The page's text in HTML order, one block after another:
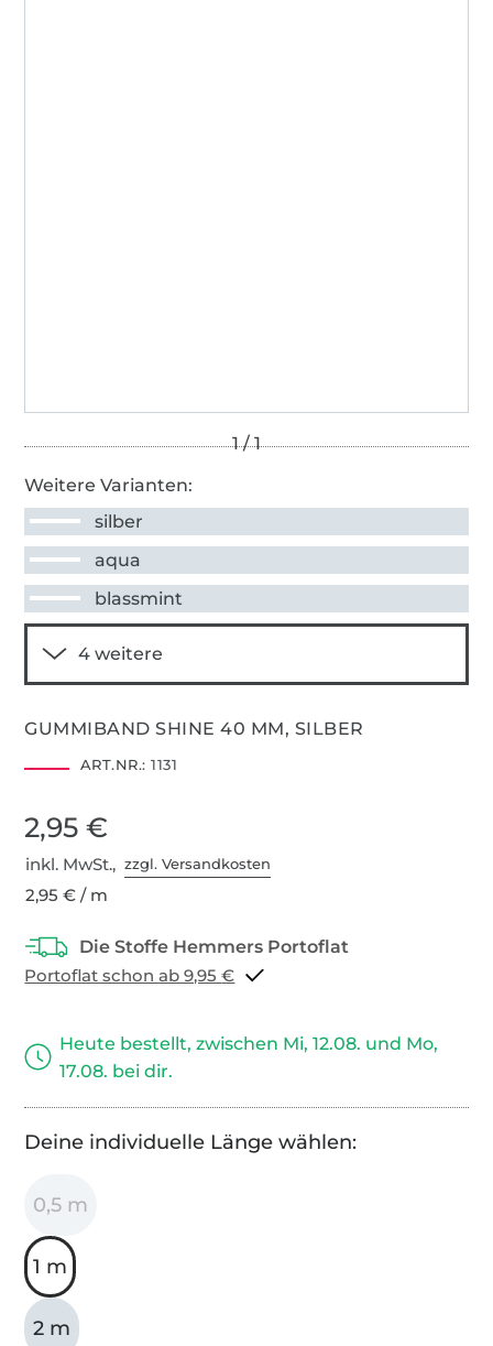
Weitere Varianten:
silber
aqua
blassmint
GUMMIBAND SHINE 40 MM, SILBER
ART.NR.: 1131
2,95 €
inkl. MwSt.,zzgl. Versandkosten
2,95 € / m
Portoflat schon ab 9,95 €
Heute bestellt, zwischen Mi, 12.08. und Mo,
17.08. bei dir.
Deine individuelle Länge wählen:
0,5 m
1 m
2 m